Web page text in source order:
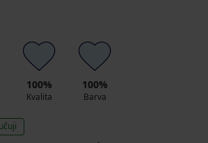
100%
Kvalita
100%
Barva